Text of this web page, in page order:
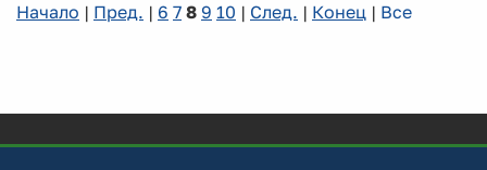
Начало | Пред. | 6 7 8 9 10 | След. | Конец | Все